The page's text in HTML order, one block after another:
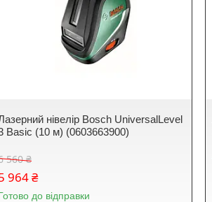
нівелір Bosch UniversalLevel
Basic (10 м) (0603663900)
560 ₴
964 ₴
до відправки